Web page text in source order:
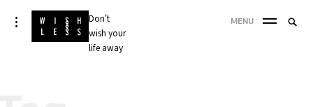
Skip
to
Don't
wish your
life away
toggle
open/close
sidebar
MENU